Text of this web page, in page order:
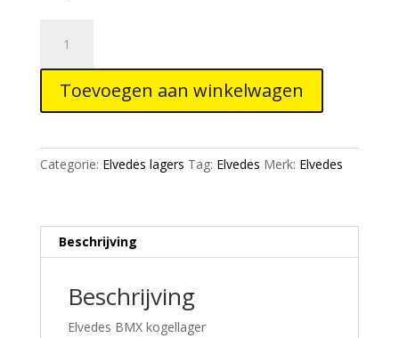
Kogellager
699-
2RS
9/20/6
2017106
aantal
Toevoegen aan winkelwagen
Categorie: Elvedes lagers Tag: Elvedes Merk: Elvedes
Beschrijving
Beschrijving
Elvedes BMX kogellager